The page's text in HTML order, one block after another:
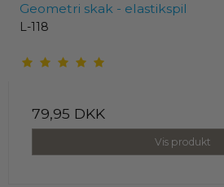
Geometri skak - elastikspil
L-118
79,95 DKK
Vis produkt